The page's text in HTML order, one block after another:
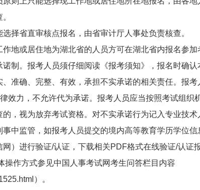
择省直审核点报名，由省审计厅人事处负责核查。
地或居住地为湖北省的人员方可在湖北省内报名参加
制。报考人员须仔细阅读《报考须知》，报名时确
准确、完整、有效，承担不实承诺的相关责任。报
效力，不允许代为承诺。报考人员应当按照考试组织
，视为放弃考试资格。对不实承诺行为记入专业技
中监管，如报考人员提交的境内高等教育学历学位
）进行验证/认证，下载相关PDF格式在线验证/认证
操作方式参见中国人事考试网考生问答栏目内容
）。